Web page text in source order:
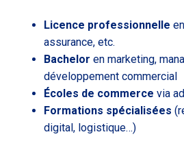
Licence professionnelle
assurance, etc.
Bachelor en marketing,
développement commercial
Écoles de commerce via
Formations spécialisées
digital, logistique…)